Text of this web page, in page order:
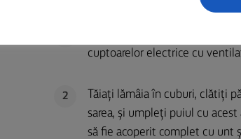
Preîncălziți cuptorul la 180
cuptoarelor electrice cu
2
Tăiați lămâia în cuburi, clătiți
sarea, și umpleți puiul cu
să fie acoperit complet cu unt